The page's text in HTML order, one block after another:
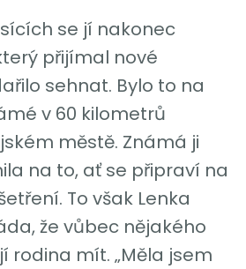
se jí nakonec
přijímal nové
sehnat. Bylo to na
v 60 kilometrů
městě. Známá ji
na to, ať se připraví na
To však Lenka
že vůbec nějakého
rodina mít. „Měla jsem